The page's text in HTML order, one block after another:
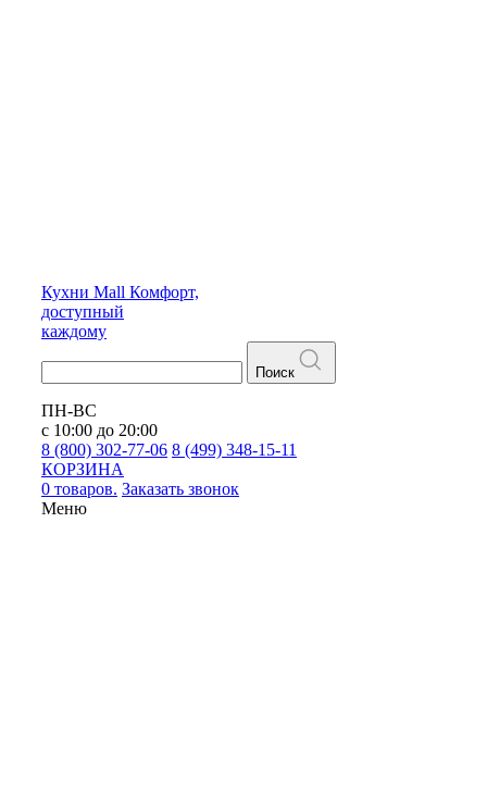
Кухни Mall Комфорт,
доступный
каждому
Поиск
ПН-ВС
с 10:00 до 20:00
8 (800) 302-77-06 8 (499) 348-15-11
КОРЗИНА
0 товаров. Заказать звонок
Меню